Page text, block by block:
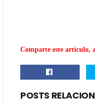
Comparte este artículo,
POSTS